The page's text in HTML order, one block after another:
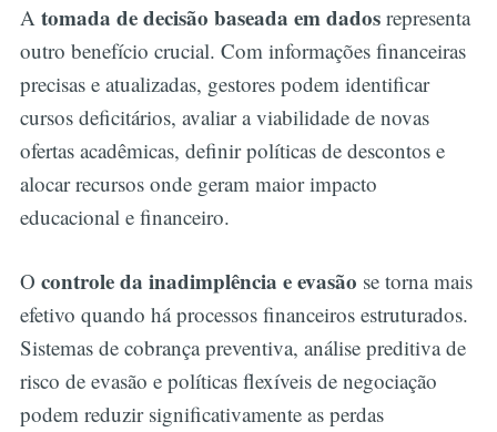
A tomada de decisão baseada em dadosrepresenta
outro benefício crucial. Com informações financeiras
precisas e atualizadas, gestores podem identificar
cursos deficitários, avaliar a viabilidade de novas
ofertas acadêmicas, definir políticas de descontos e
alocar recursos onde geram maior impacto
educacional e financeiro.
O controle da inadimplência e evasão se torna mais
efetivo quando há processos financeiros estruturados.
Sistemas de cobrança preventiva, análise preditiva de
risco de evasão e políticas flexíveis de negociação
podem reduzir significativamente as perdas